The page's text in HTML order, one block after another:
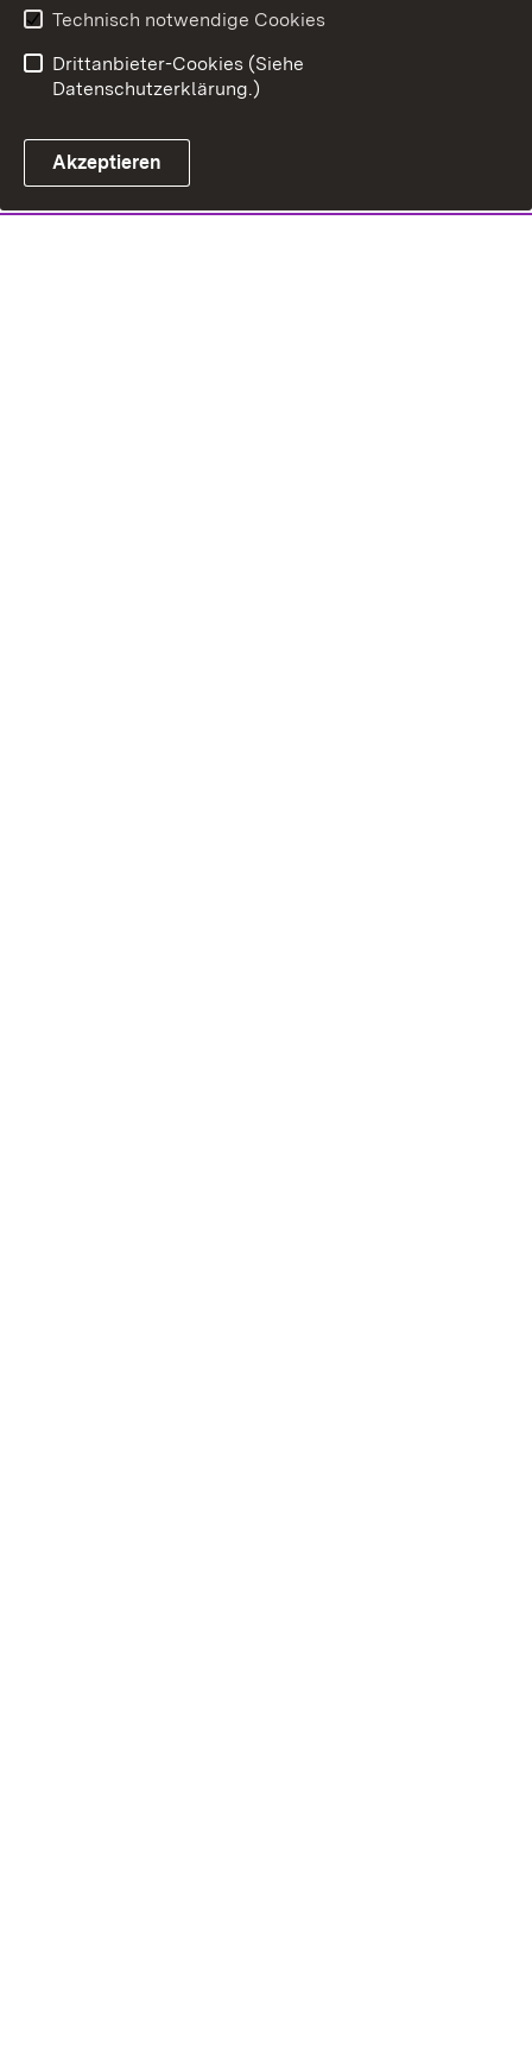
Technisch notwendige Cookies
Drittanbieter-Cookies (Siehe
Datenschutzerklärung.)
Akzeptieren